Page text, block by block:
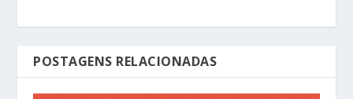
POSTAGENS RELACIONADAS